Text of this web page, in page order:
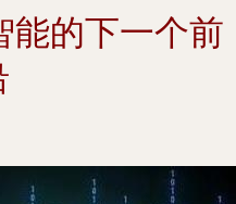
能的下一个前